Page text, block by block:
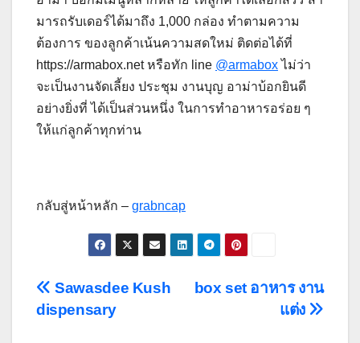
มารถรับเดอร์ได้มาถึง 1,000 กล่อง ทำตามความ
ต้องการ ของลูกค้าเน้นความสดใหม่ ติดต่อได้ที่
https://armabox.net หรือทัก line @armaboxไม่ว่า
จะเป็นงานจัดเลี้ยง ประชุม งานบุญ อาม่าบ้อกยินดี
อย่างยิ่งที่ ได้เป็นส่วนหนึ่ง ในการทำอาหารอร่อย ๆ
ให้แก่ลูกค้าทุกท่าน
กลับสู่หน้าหลัก – grabncap
Post
navigation
box set อาหาร งาน
แต่ง
Sawasdee Kush
dispensary